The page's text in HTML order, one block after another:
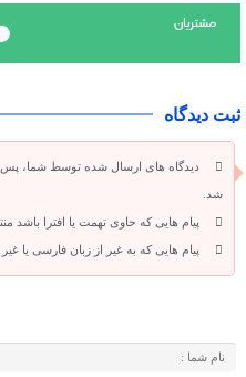
ثبت دیدگاه
دیدگاه های ارسال شده توسط شما، پس
شد.
پیام هایی که حاوی تهمت یا افترا باشد
پیام هایی که به غیر از زبان فارسی یا